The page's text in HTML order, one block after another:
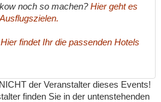
noch so machen?Hier geht es
Hier findet Ihr die passenden Hotels
der Veranstalter dieses Events!
finden Sie in der untenstehenden